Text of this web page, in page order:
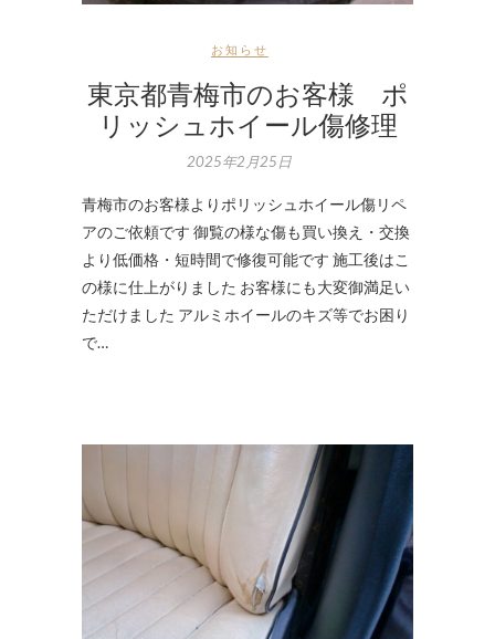
お知らせ
東京都青梅市のお客様 ポ
リッシュホイール傷修理
2025年2月25日
青梅市のお客様よりポリッシュホイール傷リペ
アのご依頼です 御覧の様な傷も買い換え・交換
より低価格・短時間で修復可能です 施工後はこ
の様に仕上がりました お客様にも大変御満足い
ただけました アルミホイールのキズ等でお困り
で…